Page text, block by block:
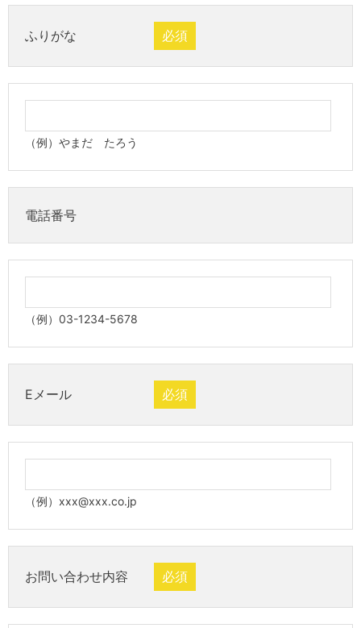
ふりがな 必須
（例）やまだ たろう
電話番号
（例）03-1234-5678
Eメール 必須
（例）xxx@xxx.co.jp
お問い合わせ内容 必須